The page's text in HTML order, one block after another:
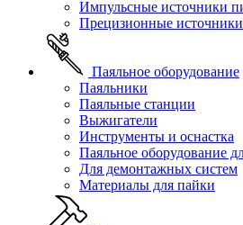
Импульсные источники
Прецизионные
Паяльное оборудование
Паяльники
Паяльные станции
Выжигатели
Инструменты и оснастка
Паяльное оборудование
Для демонтажных систем
Материалы для пайки